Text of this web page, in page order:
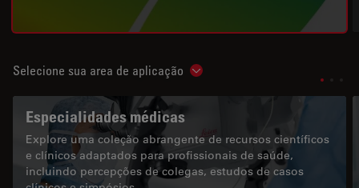
Selecione sua area de aplicação Show subnavigation
Especialidades médicas
Explore uma coleção abrangente de recursos científicos
e clínicos adaptados para profissionais de saúde,
incluindo percepções de colegas, estudos de casos